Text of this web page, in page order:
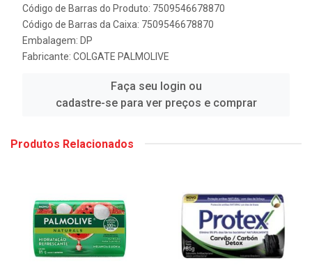
Código de Barras do Produto: 7509546678870
Código de Barras da Caixa: 7509546678870
Embalagem: DP
Fabricante: COLGATE PALMOLIVE
Faça seu login ou
cadastre-se para ver preços e comprar
Produtos Relacionados